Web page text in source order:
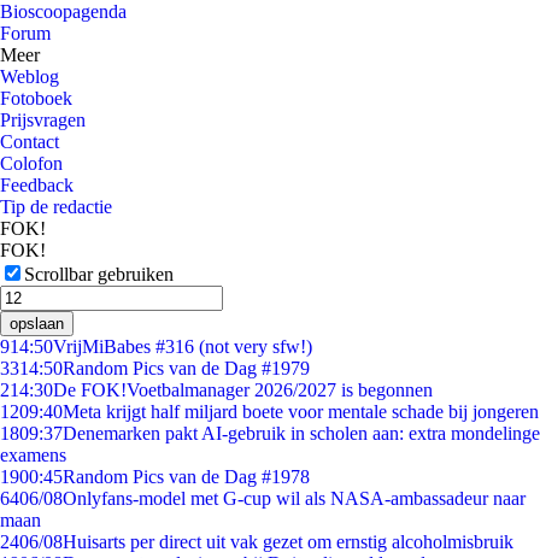
Bioscoopagenda
Forum
Meer
Weblog
Fotoboek
Prijsvragen
Contact
Colofon
Feedback
Tip de redactie
FOK!
FOK!
Scrollbar gebruiken
opslaan
914:50VrijMiBabes #316 (not very sfw!)
3314:50Random Pics van de Dag #1979
214:30De FOK!Voetbalmanager 2026/2027 is begonnen
1209:40Meta krijgt half miljard boete voor mentale schade bij jongeren
1809:37Denemarken pakt AI-gebruik in scholen aan: extra mondelinge
examens
1900:45Random Pics van de Dag #1978
6406/08Onlyfans-model met G-cup wil als NASA-ambassadeur naar
maan
2406/08Huisarts per direct uit vak gezet om ernstig alcoholmisbruik